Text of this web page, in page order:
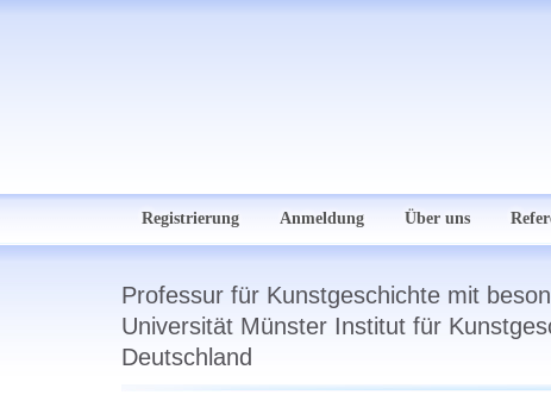
Registrierung Anmeldung Über uns
Professur für Kunstgeschichte mit
Universität Münster Institut für
Deutschland